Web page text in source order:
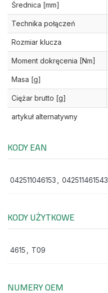
Średnica [mm]
Technika połączeń
Rozmiar klucza
Moment dokręcenia [Nm]
Masa [g]
Ciężar brutto [g]
artykuł alternatywny
KODY EAN
042511046153 042511461543
KODY UŻYTKOWE
4615 T09
NUMERY OEM